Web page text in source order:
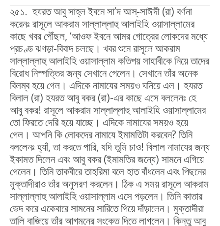
২৫১. হযরত আবু সাহ্‌ল ইবনে সা’দ আস্‌-সাঈদী (রা) বর্ণনা
করেনঃ রাসূলে আকরাম সাল্লাল্লাহু আলাইহি ওয়াসাল্লামের
কাছে খবর পৌঁছল, ‘আওফ ইবনে আমর গোত্রের লোকদের মধ্যে
প্রচণ্ড ঝগড়া-বিবাদ চলছে। খবর শুনে রাসূলে আকরাম
সাল্লাল্লাহু আলাইহি ওয়াসাল্লাম কতিপয় সাহাবীকে নিয়ে তাদের
বিরোধ নিস্পত্তির জন্য সেখানে গেলেন। সেখানে তাঁর অনেক
বিলম্ব হয়ে গেল। এদিকে নামাযের সময়ও ঘনিয়ে এল। হযরত
বিলাল (রা) হযরত আবু বকর (রা)-এর কাছে এসে বললেনঃ হে
আবু বকর! রাসূলে আকরাম সাল্লাল্লাহু আলাইহি ওয়াসাল্লামের
তো ফিরতে দেরি হয়ে যাচ্ছে। এদিকে নামাযের সময়ও হয়ে
গেল। আপনি কি লোকদের নামাযে ইমামতিটা করবেন? তিনি
বললেনঃ হ্যাঁ, তা করতে পারি, যদি তুমি চাও! বিলাল নামাযের জন্য
ইকামত দিলেন এবং আবু বকর (ইমামতির জন্যে) সামনে এগিয়ে
গেলেন। তিনি তাকবীরে তাহরিমা বলে হাত বাঁধলেন এবং পিছনের
মুক্তাদীরাও তাঁর অনুসরণ করলেন। ঠিক এ সময় রাসূলে আকরাম
সাল্লাল্লাহু আলাইহি ওয়াসাল্লাম এসে পড়লেন। তিনি কাতার
ভেদ করে একেবারে সামনের সারিতে গিয়ে দাঁড়ালেন। মুক্তাদীরা
তালি বাজিয়ে তাঁর আগমনের সংকেত দিতে লাগলেন। কিন্তু আবু